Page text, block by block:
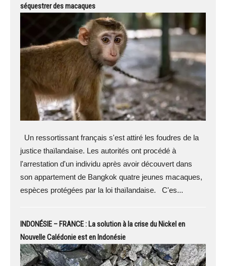
séquestrer des macaques
Un ressortissant français s'est attiré les foudres de la
justice thaïlandaise. Les autorités ont procédé à
l'arrestation d'un individu après avoir découvert dans
son appartement de Bangkok quatre jeunes macaques,
espèces protégées par la loi thaïlandaise. C'es...
INDONÉSIE – FRANCE : La solution à la crise du Nickel en
Nouvelle Calédonie est en Indonésie